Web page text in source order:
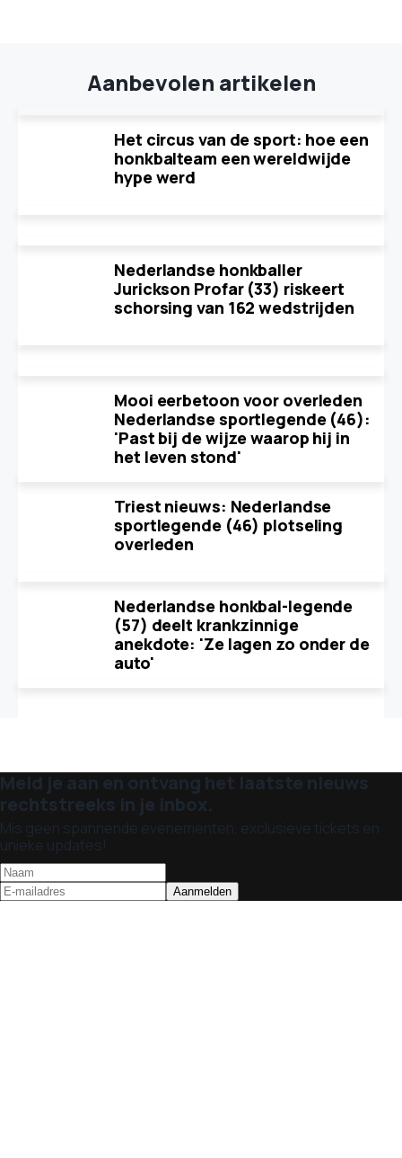
Aanbevolen artikelen
Het circus van de sport: hoe een
honkbalteam een wereldwijde
hype werd
Nederlandse honkballer
Jurickson Profar (33) riskeert
schorsing van 162 wedstrijden
Mooi eerbetoon voor overleden
Nederlandse sportlegende (46):
'Past bij de wijze waarop hij in
het leven stond'
Triest nieuws: Nederlandse
sportlegende (46) plotseling
overleden
Nederlandse honkbal-legende
(57) deelt krankzinnige
anekdote: 'Ze lagen zo onder de
auto'
Meld je aan en ontvang het laatste nieuws
rechtstreeks in je inbox.
Mis geen spannende evenementen, exclusieve tickets en
unieke updates!